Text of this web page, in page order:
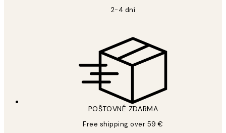
2-4 dní
POŠTOVNÉ ZDARMA
Free shipping over 59 €